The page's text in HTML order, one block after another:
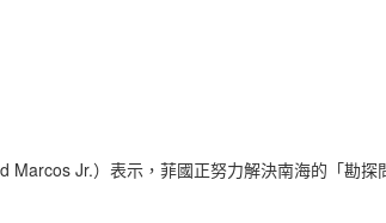
Marcos Jr.）表示，菲國正努力解決南海的「勘